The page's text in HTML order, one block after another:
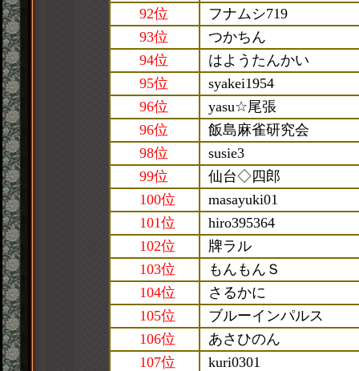
92位
フナムシ719
93位
つかちん
94位
はようたんかい
95位
syakei1954
96位
yasu☆尾張
96位
飯島麻雀研究会
98位
susie3
99位
仙台◇四郎
100位
masayuki01
101位
hiro395364
102位
牌ラル
103位
もんもんＳ
104位
さるかに
105位
ブルーインパルス
106位
あさひのん
107位
kuri0301